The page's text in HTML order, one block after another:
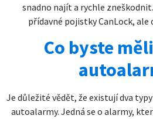
snadno najít a rychle
přídavné pojistky CanLock, ale
Co byste
Je důležité vědět, že existují dva
autoalarmy. Jedná se o alarmy,